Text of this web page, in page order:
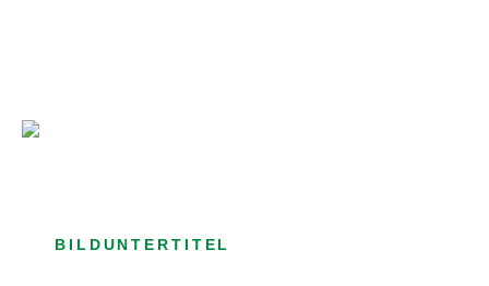
BILDUNTERTITEL